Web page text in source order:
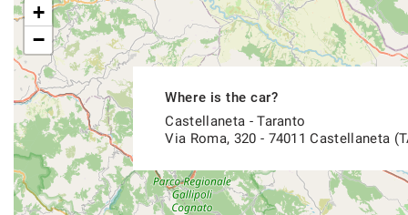
Where is the car?
Castellaneta - Taranto
Via Roma, 320 - 74011 Castellaneta
+
−